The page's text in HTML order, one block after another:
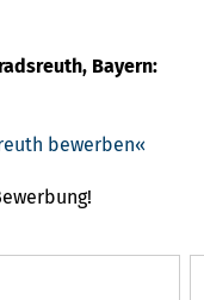
Bayern:
bewerben